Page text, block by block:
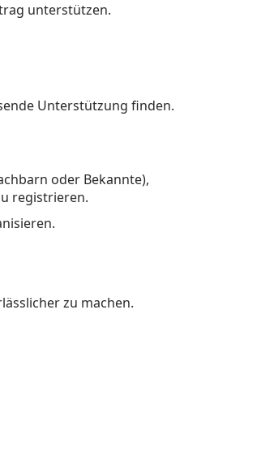
unterstützen.
Unterstützung finden.
oder Bekannte),
registrieren.
zu machen.